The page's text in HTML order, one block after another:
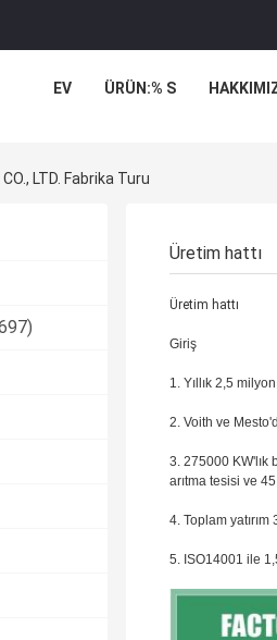
EV ÜRÜN:% S
LTD. Fabrika Turu
Üretim hattı
Üretim hattı
Giriş
1. Yıllık 2,5
2. Voith ve
3. 275000 KW'lık
arıtma tesisi ve
4. Toplam yatırım
5. ISO14001 ile